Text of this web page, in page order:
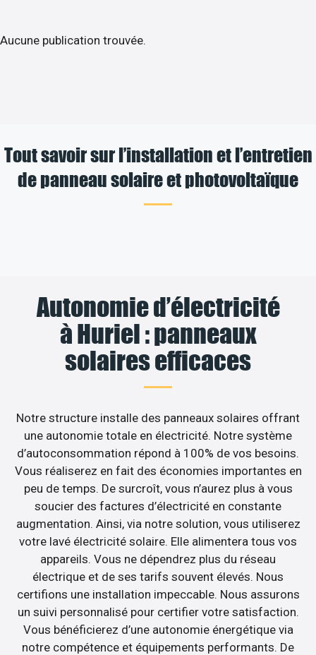
Aucune publication trouvée.
Tout savoir sur l’installation et l’entretien
de panneau solaire et photovoltaïque
Autonomie d’électricité
à Huriel : panneaux
solaires efficaces
Notre structure installe des panneaux solaires offrant
une autonomie totale en électricité. Notre système
d’autoconsommation répond à 100% de vos besoins.
Vous réaliserez en fait des économies importantes en
peu de temps. De surcroît, vous n’aurez plus à vous
soucier des factures d’électricité en constante
augmentation. Ainsi, via notre solution, vous utiliserez
votre lavé électricité solaire. Elle alimentera tous vos
appareils. Vous ne dépendrez plus du réseau
électrique et de ses tarifs souvent élevés. Nous
certifions une installation impeccable. Nous assurons
un suivi personnalisé pour certifier votre satisfaction.
Vous bénéficierez d’une autonomie énergétique via
notre compétence et équipements performants. De